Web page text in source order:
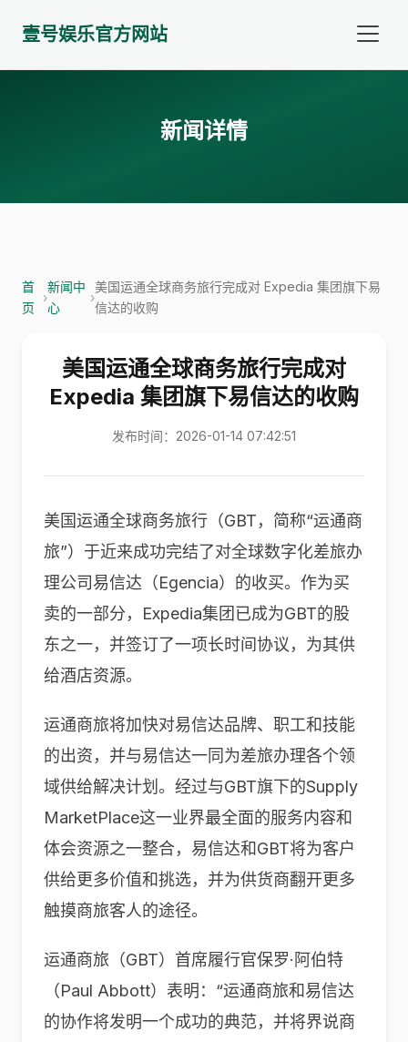
壹号娱乐官方网站
新闻详情
首
页
›
新闻中
心
›
美国运通全球商务旅行完成对 Expedia 集团旗下易
信达的收购
美国运通全球商务旅行完成对
Expedia 集团旗下易信达的收购
发布时间：2026-01-14 07:42:51
美国运通全球商务旅行（GBT，简称“运通商
旅”）于近来成功完结了对全球数字化差旅办
理公司易信达（Egencia）的收买。作为买
卖的一部分，Expedia集团已成为GBT的股
东之一，并签订了一项长时间协议，为其供
给酒店资源。
运通商旅将加快对易信达品牌、职工和技能
的出资，并与易信达一同为差旅办理各个领
域供给解决计划。经过与GBT旗下的Supply
MarketPlace这一业界最全面的服务内容和
体会资源之一整合，易信达和GBT将为客户
供给更多价值和挑选，并为供货商翻开更多
触摸商旅客人的途径。
运通商旅（GBT）首席履行官保罗·阿伯特
（Paul Abbott）表明：“运通商旅和易信达
的协作将发明一个成功的典范，并将界说商